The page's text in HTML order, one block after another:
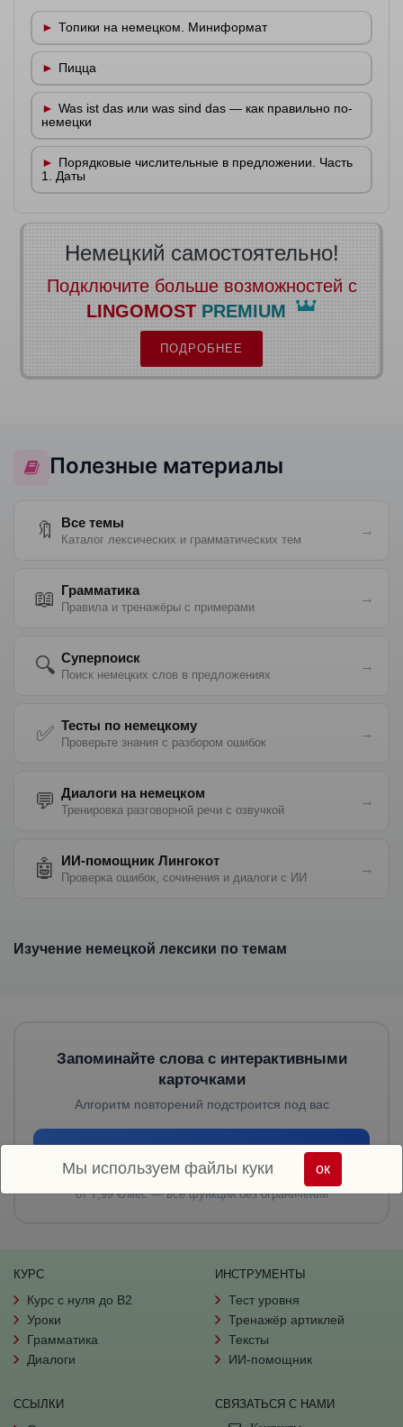
Топики на немецком. Миниформат
Пицца
Was ist das или was sind das — как правильно по-
немецки
Порядковые числительные в предложении. Часть
1. Даты
Немецкий самостоятельно!
Подключите больше возможностей с
LINGOMOST PREMIUM
ПОДРОБНЕЕ
Полезные материалы
🔖 Все темы
Каталог лексических и грамматических тем
→
📖 Грамматика
Правила и тренажёры с примерами
→
🔍 Суперпоиск
Поиск немецких слов в предложениях
→
✅ Тесты по немецкому
Проверьте знания с разбором ошибок
→
💬 Диалоги на немецком
Тренировка разговорной речи с озвучкой
→
🤖 ИИ-помощник Лингокот
Проверка ошибок, сочинения и диалоги с ИИ
→
Изучение немецкой лексики по темам
Запоминайте слова с интерактивными
карточками
Алгоритм повторений подстроится под вас
от 7,99 €/мес — все функции без ограничений
КУРС
Курс с нуля до B2
Уроки
Грамматика
Диалоги
ИНСТРУМЕНТЫ
Тест уровня
Тренажёр артиклей
Тексты
ИИ-помощник
ССЫЛКИ СВЯЗАТЬСЯ С НАМИ
Мы используем файлы куки ок